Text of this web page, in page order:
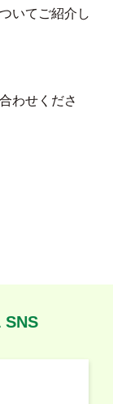
いてご紹介し
わせくださ
SNS